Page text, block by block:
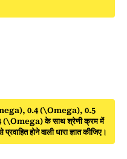
0.4 (\Omega), 0.5
के साथ श्रेणी क्रम में
होने वाली धारा ज्ञात कीजिए।